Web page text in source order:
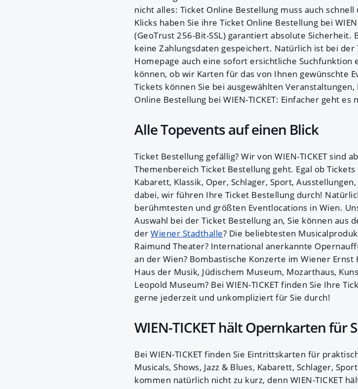
nicht alles: Ticket Online Bestellung muss auch
Klicks haben Sie ihre Ticket Online Bestellung bei
(GeoTrust 256-Bit-SSL) garantiert absolute
keine Zahlungsdaten gespeichert. Natürlich ist bei
Homepage auch eine sofort ersichtliche
können, ob wir Karten für das von Ihnen gewünschte
Tickets können Sie bei ausgewählten
Online Bestellung bei WIEN-TICKET: Einfacher geht es
Alle Topevents auf einen Blick
Ticket Bestellung gefällig? Wir von WIEN-TICKET sind
Themenbereich Ticket Bestellung geht. Egal ob Tickets
Kabarett, Klassik, Oper, Schlager, Sport,
dabei, wir führen Ihre Ticket Bestellung durch!
berühmtesten und größten Eventlocations in Wien.
Auswahl bei der Ticket Bestellung an, Sie können aus
der Wiener Stadthalle? Die beliebtesten
Raimund Theater? International anerkannte
an der Wien? Bombastische Konzerte im Wiener
Haus der Musik, Jüdischem Museum, Mozarthaus,
Leopold Museum? Bei WIEN-TICKET finden Sie Ihre
gerne jederzeit und unkompliziert für Sie durch!
WIEN-TICKET hält Opernkarten für
Bei WIEN-TICKET finden Sie Eintrittskarten für
Musicals, Shows, Jazz & Blues, Kabarett, Schlager,
kommen natürlich nicht zu kurz, denn WIEN-TICKET